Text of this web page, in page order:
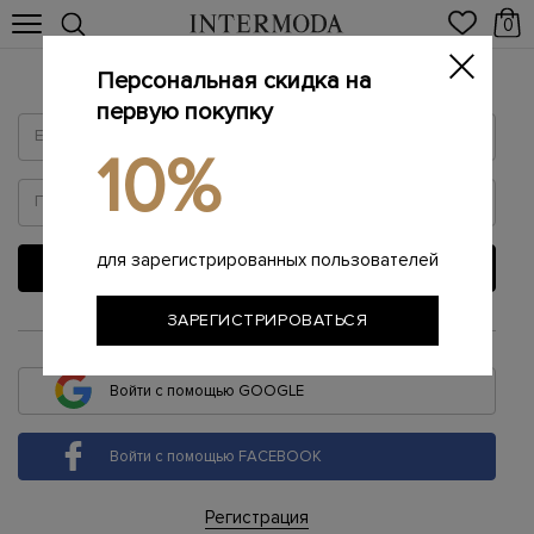
0
Войти
ВОЙТИ
или
Войти с помощью GOOGLE
Войти с помощью FACEBOOK
Регистрация
Персональная скидка на
первую покупку
10%
для зарегистрированных пользователей
ЗАРЕГИСТРИРОВАТЬСЯ